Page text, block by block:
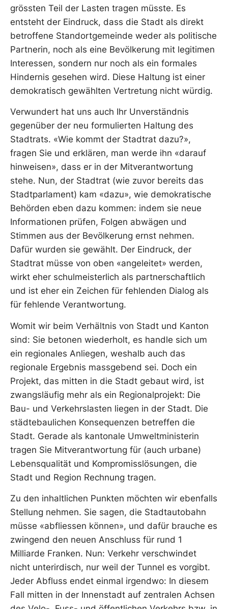
grössten Teil der Lasten tragen müsste. Es
entsteht der Eindruck, dass die Stadt als direkt
betroffene Standortgemeinde weder als politische
Partnerin, noch als eine Bevölkerung mit legitimen
Interessen, sondern nur noch als ein formales
Hindernis gesehen wird. Diese Haltung ist einer
demokratisch gewählten Vertretung nicht würdig.
Verwundert hat uns auch Ihr Unverständnis
gegenüber der neu formulierten Haltung des
Stadtrats. «Wie kommt der Stadtrat dazu?»,
fragen Sie und erklären, man werde ihn «darauf
hinweisen», dass er in der Mitverantwortung
stehe. Nun, der Stadtrat (wie zuvor bereits das
Stadtparlament) kam «dazu», wie demokratische
Behörden eben dazu kommen: indem sie neue
Informationen prüfen, Folgen abwägen und
Stimmen aus der Bevölkerung ernst nehmen.
Dafür wurden sie gewählt. Der Eindruck, der
Stadtrat müsse von oben «angeleitet» werden,
wirkt eher schulmeisterlich als partnerschaftlich
und ist eher ein Zeichen für fehlenden Dialog als
für fehlende Verantwortung.
Womit wir beim Verhältnis von Stadt und Kanton
sind: Sie betonen wiederholt, es handle sich um
ein regionales Anliegen, weshalb auch das
regionale Ergebnis massgebend sei. Doch ein
Projekt, das mitten in die Stadt gebaut wird, ist
zwangsläufig mehr als ein Regionalprojekt: Die
Bau- und Verkehrslasten liegen in der Stadt. Die
städtebaulichen Konsequenzen betreffen die
Stadt. Gerade als kantonale Umweltministerin
tragen Sie Mitverantwortung für (auch urbane)
Lebensqualität und Kompromisslösungen, die
Stadt und Region Rechnung tragen.
Zu den inhaltlichen Punkten möchten wir ebenfalls
Stellung nehmen. Sie sagen, die Stadtautobahn
müsse «abfliessen können», und dafür brauche es
zwingend den neuen Anschluss für rund 1
Milliarde Franken. Nun: Verkehr verschwindet
nicht unterirdisch, nur weil der Tunnel es vorgibt.
Jeder Abfluss endet einmal irgendwo: In diesem
Fall mitten in der Innenstadt auf zentralen Achsen